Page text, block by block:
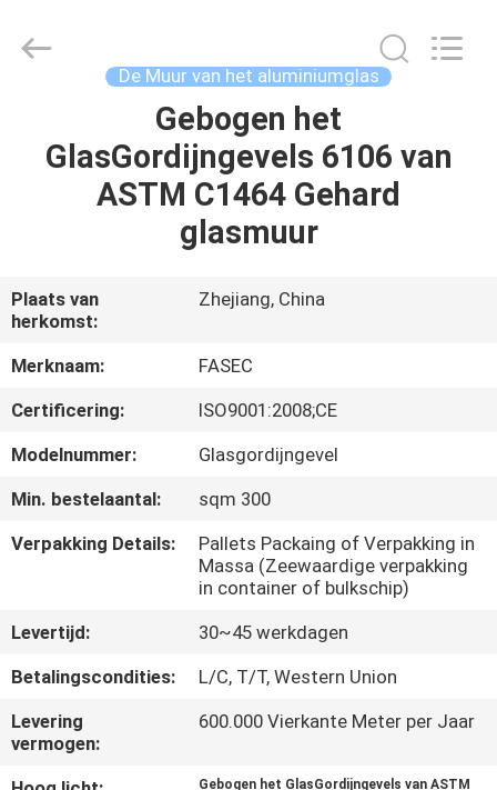
PRODUCTEN
ONS
FABRIEKSREIS
KWALITEITSCONTROLE
CONTACTEER
ONS
NIEUWS
GEVALLEN
VERZOEK
FASEC
Buildings
De Muur van het aluminiumglas
Gebogen het
GlasGordijngevels 6106 van
ASTM C1464 Gehard
glasmuur
Plaats van
herkomst:
Zhejiang, China
Merknaam:
FASEC
Certificering:
ISO9001:2008;CE
Modelnummer:
Glasgordijngevel
Min. bestelaantal:
sqm 300
Verpakking Details:
Pallets Packaing of Verpakking in
Massa (Zeewaardige verpakking
in container of bulkschip)
Levertijd:
30~45 werkdagen
Betalingscondities:
L/C, T/T, Western Union
Levering
vermogen:
600.000 Vierkante Meter per Jaar
Gebogen het GlasGordijngevels van ASTM